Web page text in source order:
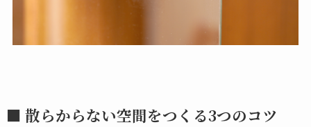
■ 散らからない空間をつくる3つのコツ